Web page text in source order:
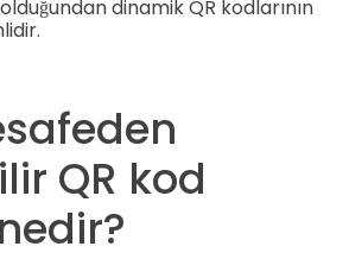
dinamik QR kodlarının
QR kod